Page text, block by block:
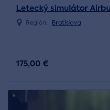
Letecký simulátor
Región: Bratislava
175,00 €